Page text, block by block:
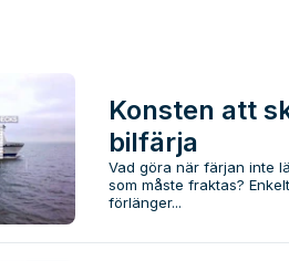
Konsten att
bilfärja
Vad göra när färjan inte
som måste fraktas?
förlänger...